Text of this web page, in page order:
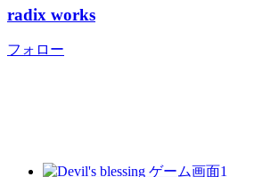
radix works
フォロー